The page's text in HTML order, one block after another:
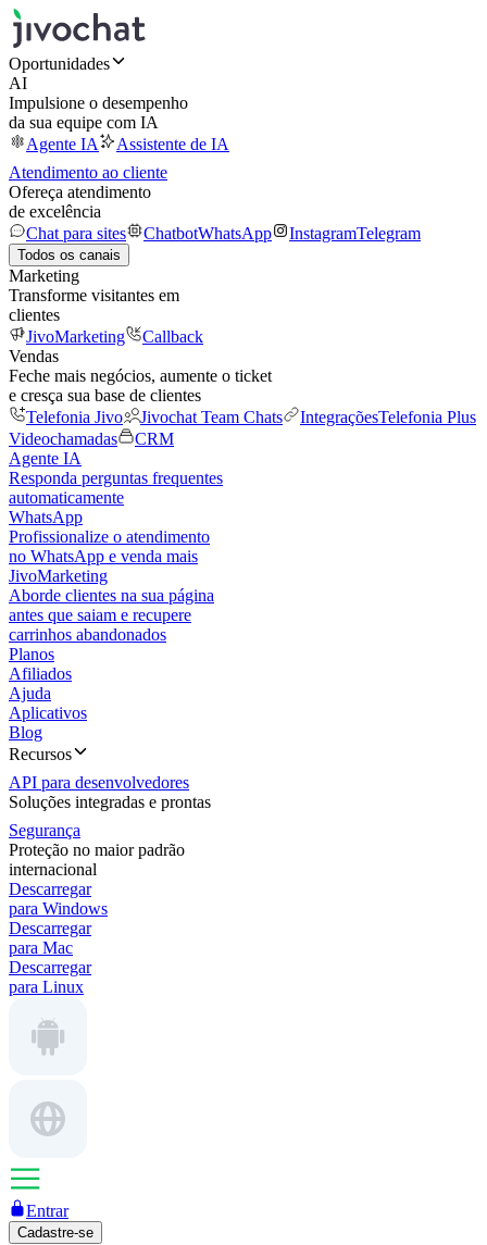
Oportunidades
AI
Impulsione o desempenho
da sua equipe com IA
Agente IA
Assistente de IA
Atendimento ao cliente
Ofereça atendimento
de excelência
Chat para sites
ChatbotWhatsApp InstagramTelegram
Todos os canais
Marketing
Transforme visitantes em
clientes
JivoMarketing
Callback
Vendas
Feche mais negócios, aumente o ticket
e cresça sua base de clientes
Telefonia Jivo
Jivochat Team Chats IntegraçõesTelefonia Plus
Videochamadas
CRM
Agente IA
Responda perguntas frequentes
automaticamente
WhatsApp
Profissionalize o atendimento
no WhatsApp e venda mais
JivoMarketing
Aborde clientes na sua página
antes que saiam e recupere
carrinhos abandonados
Planos
Afiliados
Ajuda
Aplicativos
Blog
Recursos
API para desenvolvedores
Soluções integradas e prontas
Segurança
Proteção no maior padrão
internacional
Descarregar
para Windows
Descarregar
para Mac
Descarregar
para Linux
Entrar
Cadastre-se